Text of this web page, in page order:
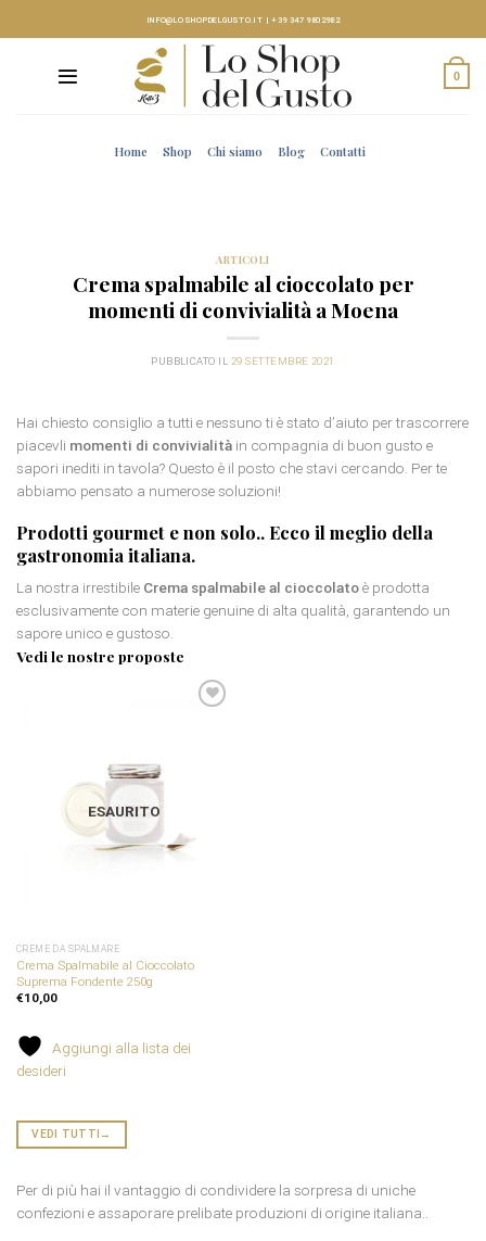
INFO@LOSHOPDELGUSTO.IT |+39 347 9802982
0
Home Shop Chi siamo Blog Contatti
ARTICOLI
Crema spalmabile al cioccolato per
momenti di convivialità a Moena
PUBBLICATO IL 29 SETTEMBRE 2021
Hai chiesto consiglio a tutti e nessuno ti è stato d’aiuto per trascorrere
piacevli momenti di convivialità in compagnia di buon gusto e
sapori inediti in tavola? Questo è il posto che stavi cercando. Per te
abbiamo pensato a numerose soluzioni!
Prodotti gourmet e non solo.. Ecco il meglio della
gastronomia italiana.
La nostra irrestibile Crema spalmabile al cioccolatoè prodotta
esclusivamente con materie genuine di alta qualità, garantendo un
sapore unico e gustoso.
Vedi le nostre proposte
ESAURITO
CREME DA SPALMARE
Crema Spalmabile al Cioccolato
Suprema Fondente 250g
€10,00
Aggiungi alla lista dei
desideri
VEDI TUTTI →
Per di più hai il vantaggio di condividere la sorpresa di uniche
confezioni e assaporare prelibate produzioni di origine italiana..